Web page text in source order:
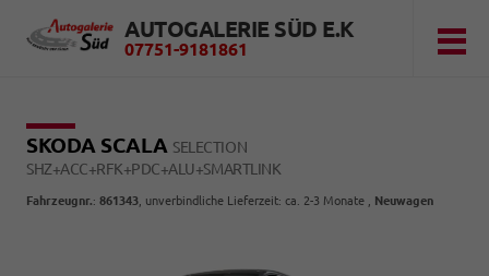
AUTOGALERIE SÜD E.K
07751-9181861
SKODA SCALA SELECTION
SHZ+ACC+RFK+PDC+ALU+SMARTLINK
Fahrzeugnr.: 861343 , unverbindliche Lieferzeit: ca. 2-3 Monate , Neuwagen